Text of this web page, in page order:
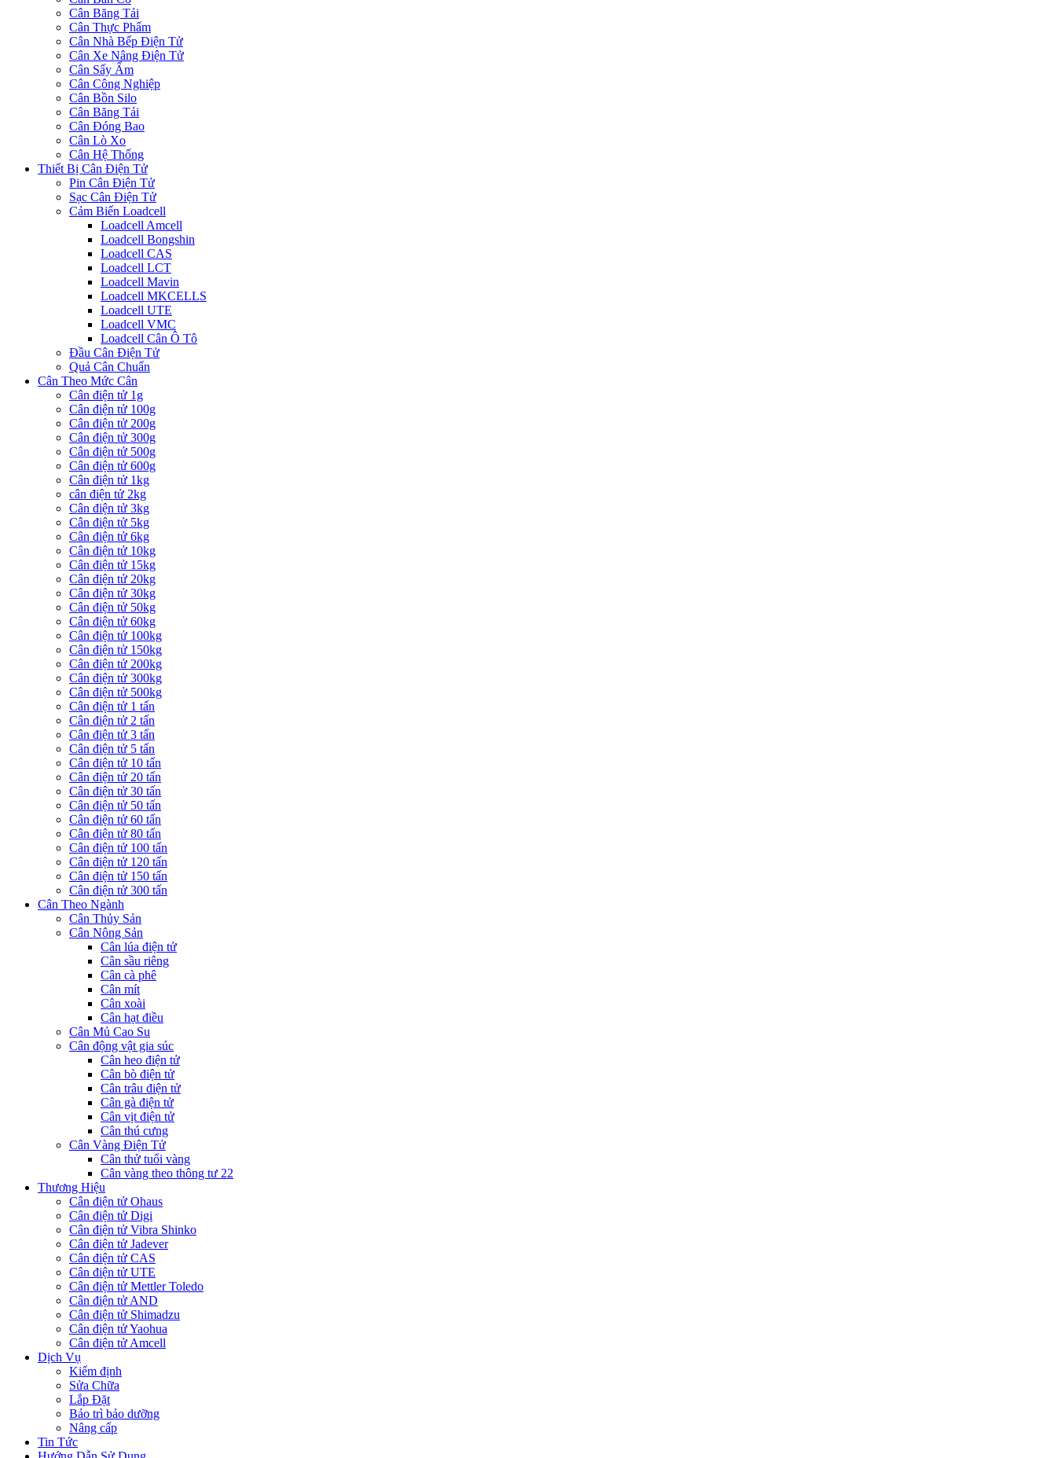
Cân Băng Tải
Cân Thực Phẩm
Cân Nhà Bếp Điện Tử
Cân Xe Nâng Điện Tử
Cân Sấy Ẩm
Cân Công Nghiệp
Cân Bồn Silo
Cân Băng Tải
Cân Đóng Bao
Cân Lò Xo
Cân Hệ Thống
Thiết Bị Cân Điện Tử
Pin Cân Điện Tử
Sạc Cân Điện Tử
Cảm Biến Loadcell
Loadcell Amcell
Loadcell Bongshin
Loadcell CAS
Loadcell LCT
Loadcell Mavin
Loadcell MKCELLS
Loadcell UTE
Loadcell VMC
Loadcell Cân Ô Tô
Đầu Cân Điện Tử
Quả Cân Chuẩn
Cân Theo Mức Cân
Cân điện tử 1g
Cân điện tử 100g
Cân điện tử 200g
Cân điện tử 300g
Cân điện tử 500g
Cân điện tử 600g
Cân điện tử 1kg
cân điện tử 2kg
Cân điện tử 3kg
Cân điện tử 5kg
Cân điện tử 6kg
Cân điện tử 10kg
Cân điện tử 15kg
Cân điện tử 20kg
Cân điện tử 30kg
Cân điện tử 50kg
Cân điện tử 60kg
Cân điện tử 100kg
Cân điện tử 150kg
Cân điện tử 200kg
Cân điện tử 300kg
Cân điện tử 500kg
Cân điện tử 1 tấn
Cân điện tử 2 tấn
Cân điện tử 3 tấn
Cân điện tử 5 tấn
Cân điện tử 10 tấn
Cân điện tử 20 tấn
Cân điện tử 30 tấn
Cân điện tử 50 tấn
Cân điện tử 60 tấn
Cân điện tử 80 tấn
Cân điện tử 100 tấn
Cân điện tử 120 tấn
Cân điện tử 150 tấn
Cân điện tử 300 tấn
Cân Theo Ngành
Cân Thủy Sản
Cân Nông Sản
Cân lúa điện tử
Cân sầu riêng
Cân cà phê
Cân mít
Cân xoài
Cân hạt điều
Cân Mủ Cao Su
Cân động vật gia súc
Cân heo điện tử
Cân bò điện tử
Cân trâu điện tử
Cân gà điện tử
Cân vịt điện tử
Cân thú cưng
Cân Vàng Điện Tử
Cân thử tuổi vàng
Cân vàng theo thông tư 22
Thương Hiệu
Cân điện tử Ohaus
Cân điện tử Digi
Cân điện tử Vibra Shinko
Cân điện tử Jadever
Cân điện tử CAS
Cân điện tử UTE
Cân điện tử Mettler Toledo
Cân điện tử AND
Cân điện tử Shimadzu
Cân điện tử Yaohua
Cân điện tử Amcell
Dịch Vụ
Kiểm định
Sửa Chữa
Lắp Đặt
Bảo trì bảo dưỡng
Nâng cấp
Tin Tức